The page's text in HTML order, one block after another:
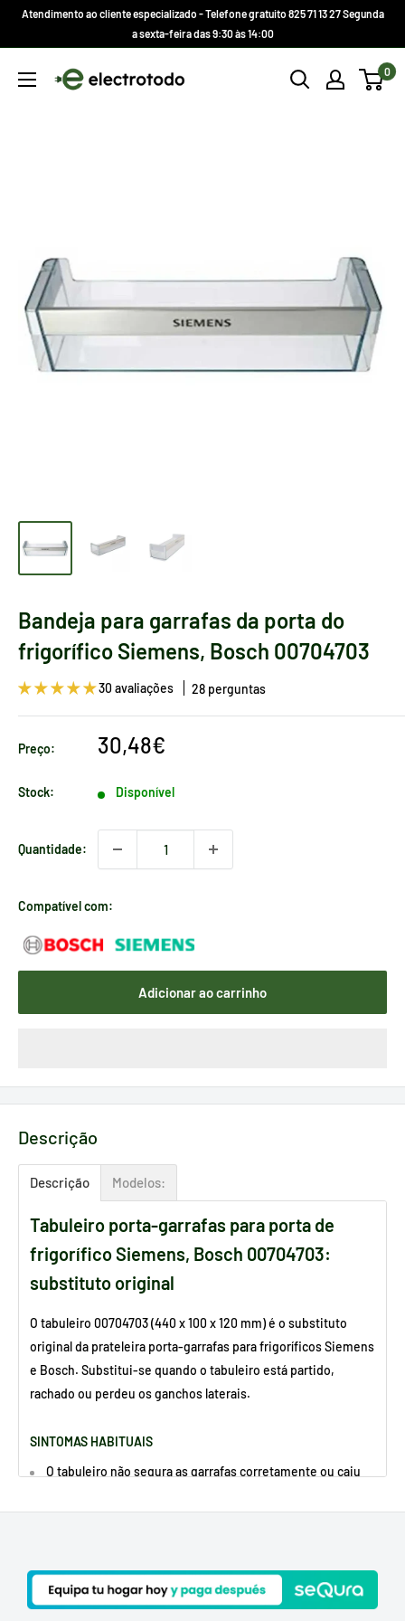
Atendimento ao cliente especializado - Telefone gratuito 825 71 13 27 Segunda
a sexta-feira das 9:30 às 14:00
Electrotodo.es 0
Bandeja para garrafas da porta do
frigorífico Siemens, Bosch 00704703
30 avaliações 28 perguntas
Preço:
Preço
venda
30,48€
Stock: Disponível
Quantidade:
Compatível com:
Adicionar ao carrinho
Descrição
Descrição Modelos:
Tabuleiro porta-garrafas para porta de
frigorífico Siemens, Bosch 00704703:
substituto original
O tabuleiro 00704703 (440 x 100 x 120 mm) é o substituto
original da prateleira porta-garrafas para frigoríficos Siemens
e Bosch. Substitui-se quando o tabuleiro está partido,
rachado ou perdeu os ganchos laterais.
SINTOMAS HABITUAIS
O tabuleiro não segura as garrafas corretamente ou caiu
Rutura por excesso de peso ou pancadas ao abrir a porta
do frigorífico